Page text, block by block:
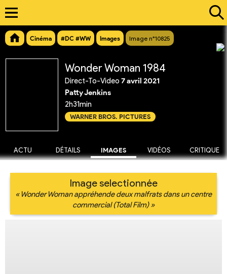
Cinéma #DC #WW Images Image n°10825
Wonder Woman 1984
Direct-To-Video 7 avril 2021
Patty Jenkins
2h31min
WARNER BROS. PICTURES
ACTU DÉTAILS IMAGES VIDÉOS CRITIQUE
Image selectionnée
« Wonder Woman appréhende deux malfrats dans un centre
commercial (Total Film) »